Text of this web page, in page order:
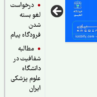
درخواست
لغو بسته
فرودگاه پیام
مطالبه
شفافیت در
دانشگاه
علوم پزشکی